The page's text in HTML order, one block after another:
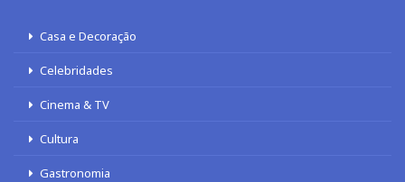
Casa e Decoração
Celebridades
Cinema & TV
Cultura
Gastronomia